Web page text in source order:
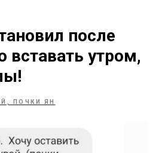
после
вставать утром,
ПОЧКИ ЯН